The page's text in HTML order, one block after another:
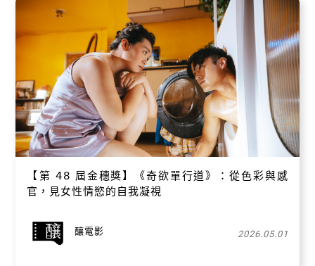
【​第 𝟦𝟪 屆金穗獎】《奇欲單行道》：從色彩與感
官，見女性情慾的自我凝視
釀電影 2026.05.01